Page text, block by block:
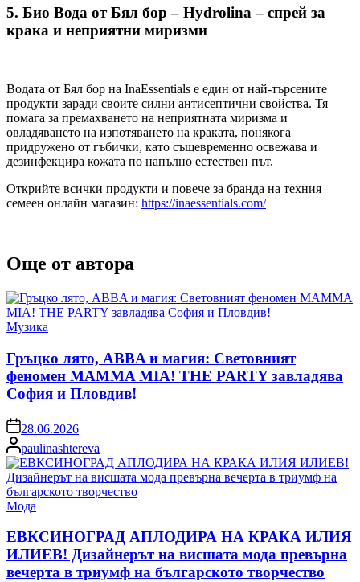
5. Био Вода от Бял бор – Hydrolina – спрей за
крака и неприятни миризми
Водата от Бял бор на InaEssentials е един от най-търсените
продукти заради своите силни антисептични свойства. Тя
помага за премахването на неприятната миризма и
овладяването на изпотяването на краката, понякога
придружено от гъбички, като същевременно освежава и
дезинфекцира кожата по напълно естествен път.
Открийте всички продукти и повече за бранда на техния
семеен онлайн магазин: https://inaessentials.com/
Още от автора
Posted
Музика
Гръцко лято, ABBA и магия: Световният
феномен MAMMA MIA! THE PARTY завладява
София и Пловдив!
on 28.06.2026
Posted
by
paulinashtereva
Posted
Мода
ЕВКСИНОГРАД АПЛОДИРА НА КРАКА ИЛИЯ
ИЛИЕВ! Дизайнерът на висшата мода превърна
вечерта в триумф на българското творчество